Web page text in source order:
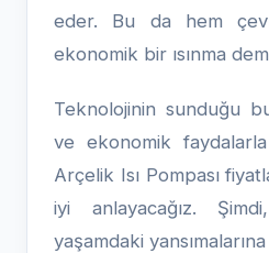
eder. Bu da hem
ekonomik bir ısınma
Teknolojinin sunduğu
ve ekonomik
Arçelik Isı Pompası
iyi anlayacağız.
yaşamdaki